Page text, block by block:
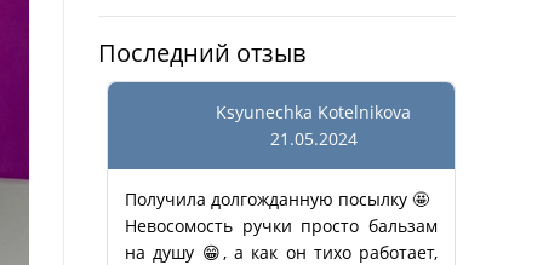
Последний отзыв
Ksyunechka Kotelnikova
21.05.2024
Получила долгожданную посылку 🤩
Невосомость ручки просто бальзам
на душу 😁, а как он тихо работает,